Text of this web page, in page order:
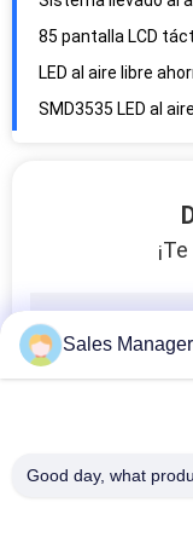
Sales Manager
Good day, what